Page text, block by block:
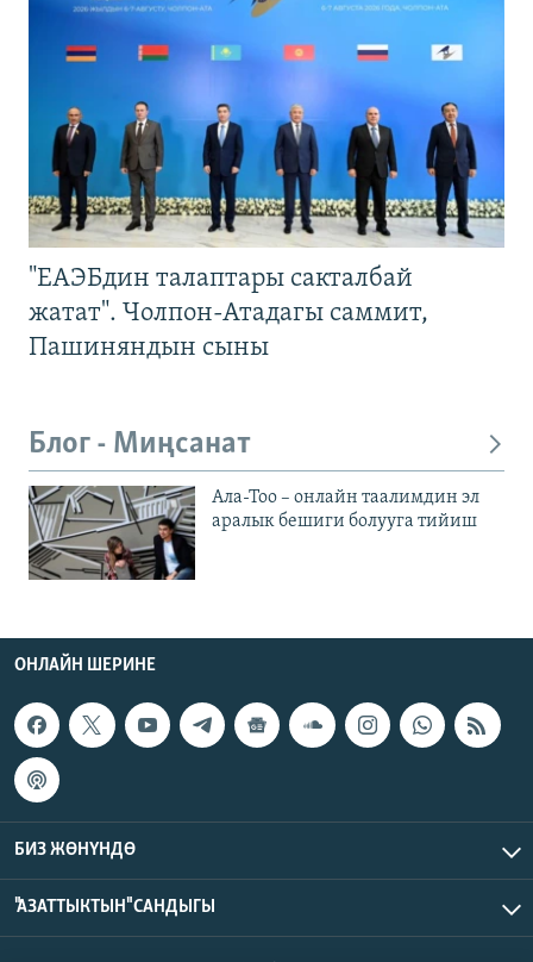
"ЕАЭБдин талаптары сакталбай
жатат". Чолпон-Атадагы саммит,
Пашиняндын сыны
Блог - Миңсанат
Ала-Тоо – онлайн таалимдин эл
аралык бешиги болууга тийиш
ОНЛАЙН ШЕРИНЕ
БИЗ ЖӨНҮНДӨ
"АЗАТТЫКТЫН" САНДЫГЫ